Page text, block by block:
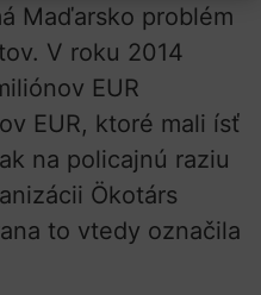
Maďarsko problém
V roku 2014
EUR
EUR, ktoré mali ísť
na policajnú raziu
Ökotárs
to vtedy označila